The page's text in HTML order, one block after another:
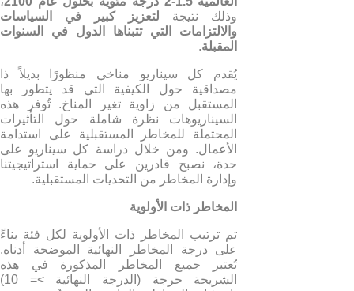
وذلك نتيجة لتعزيز كبير في السياسات
والالتزامات التي تتبناها الدول في السنوات
المقبلة.
يُقدم كل سيناريو مناخي منظورًا بديلاً ذا
مصداقية حول الكيفية التي قد يتطور بها
المستقبل من زاوية تغير المناخ. تُوفر هذه
السيناريوهات نظرة شاملة حول التأثيرات
المحتملة للمخاطر المستقبلية على استدامة
الأعمال. ومن خلال دراسة كل سيناريو على
حدة، نصبح قادرين على حماية استراتيجيتنا
وإدارة المخاطر من التحديات المستقبلية.
المخاطر ذات الأولوية
تم ترتيب المخاطر ذات الأولوية لكل فئة بناءً
على درجة المخاطر النهائية الموضحة أدناه.
تُعتبر جميع المخاطر المذكورة في هذه
الشريحة حرجة (الدرجة النهائية >= 10)